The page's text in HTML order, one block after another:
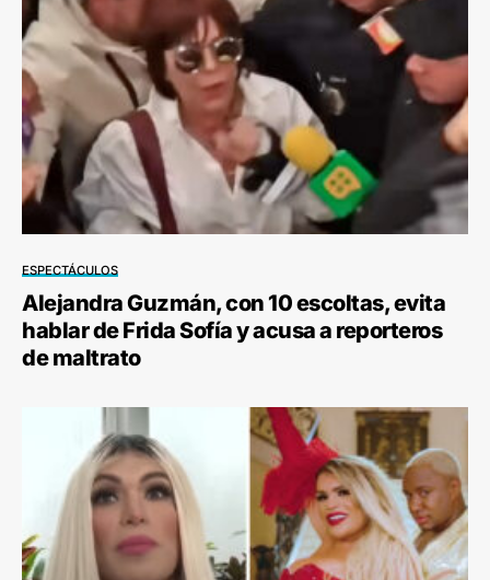
ESPECTÁCULOS
Alejandra Guzmán, con 10 escoltas, evita
hablar de Frida Sofía y acusa a reporteros
de maltrato